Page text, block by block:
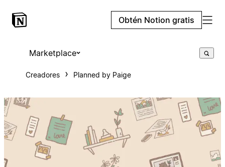
Obtén Notion gratis
Marketplace
Creadores Planned by Paige